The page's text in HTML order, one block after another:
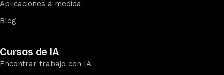
Aplicaciones a medida
Blog
Cursos de IA
Encontrar trabajo con IA